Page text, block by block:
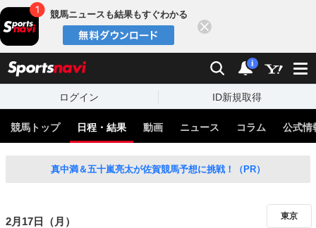
競馬ニュースも結果もすぐわかる
検索 通知
i
ログイン ID新規取得
競馬トップ 日程・結果 動画 ニュース コラム 公式情
真中満＆五十嵐亮太が佐賀競馬予想に挑戦！（PR）
2月17日（月） 東京